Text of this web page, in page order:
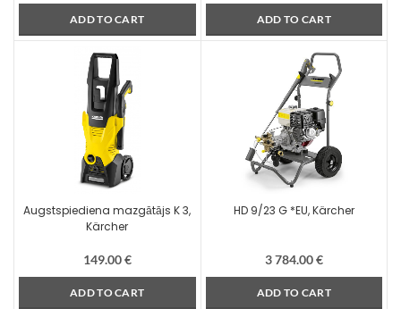
ADD TO CART ADD TO CART
Augstspiediena mazgātājs K 3,
Kärcher
149.00€
ADD TO CART
HD 9/23 G *EU, Kärcher
3 784.00€
ADD TO CART